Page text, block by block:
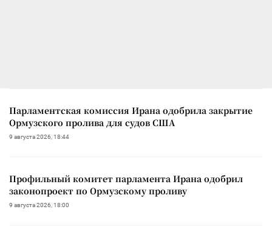
Парламентская комиссия Ирана одобрила закрытие
Ормузского пролива для судов США
9 августа 2026, 18:44
Профильный комитет парламента Ирана одобрил
законопроект по Ормузскому проливу
9 августа 2026, 18:00